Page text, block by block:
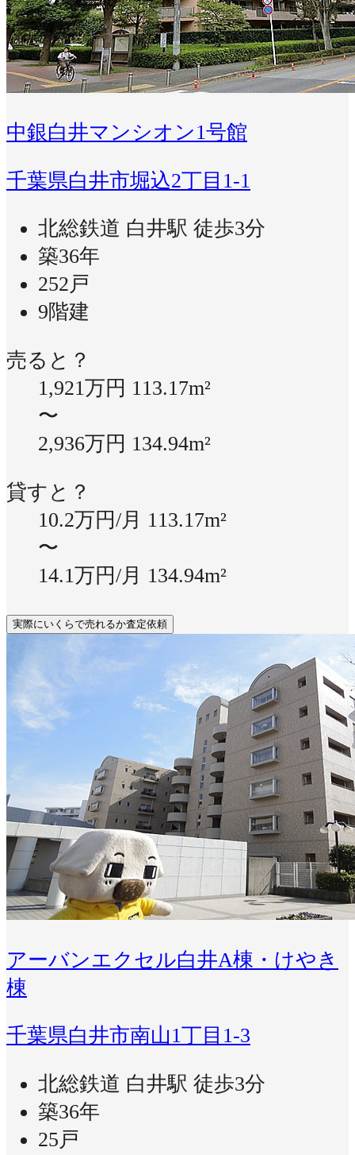
中銀白井マンシオン1号館
千葉県白井市堀込2丁目1-1
北総鉄道 白井駅 徒歩3分
築36年
252戸
9階建
売ると？
1,921万円 113.17m²
〜
2,936万円 134.94m²
貸すと？
10.2万円/月 113.17m²
〜
14.1万円/月 134.94m²
実際にいくらで売れるか査定依頼
アーバンエクセル白井A棟・けやき
棟
千葉県白井市南山1丁目1-3
北総鉄道 白井駅 徒歩3分
築36年
25戸